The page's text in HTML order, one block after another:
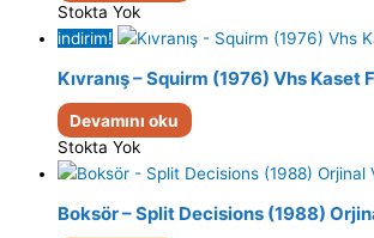
Stokta Yok
indirim!
Kıvranış – Squirm (1976) Vhs Kaset
Devamını oku
Stokta Yok
Boksör – Split Decisions (1988)